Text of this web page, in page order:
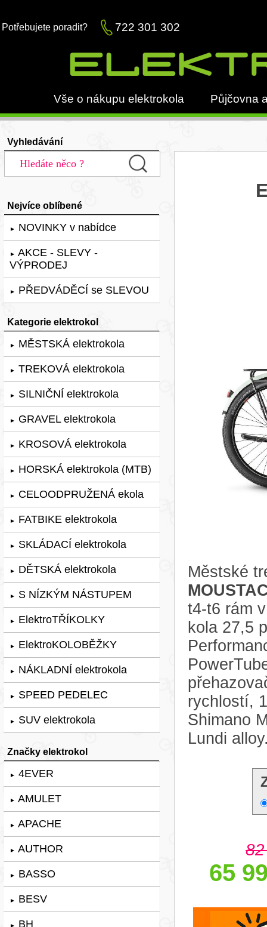
Potřebujete poradit? 722 301 302
Vše o nákupu elektrokola Půjčovna
Vyhledávání
Nejvíce oblíbené
► NOVINKY v nabídce
► AKCE - SLEVY -
VÝPRODEJ
► PŘEDVÁDĚCÍ se SLEVOU
Kategorie elektrokol
► MĚSTSKÁ elektrokola
► TREKOVÁ elektrokola
► SILNIČNÍ elektrokola
► GRAVEL elektrokola
► KROSOVÁ elektrokola
► HORSKÁ elektrokola (MTB)
► CELOODPRUŽENÁ ekola
► FATBIKE elektrokola
► SKLÁDACÍ elektrokola
► DĚTSKÁ elektrokola
► S NÍZKÝM NÁSTUPEM
► ElektroTŘÍKOLKY
► ElektroKOLOBĚŽKY
► NÁKLADNÍ elektrokola
► SPEED PEDELEC
► SUV elektrokola
Značky elektrokol
► 4EVER
► AMULET
► APACHE
► AUTHOR
► BASSO
► BESV
► BH
Městské
t4-t6 rám
kola 27,5
rychlostí,
Shimano
Lundi
65